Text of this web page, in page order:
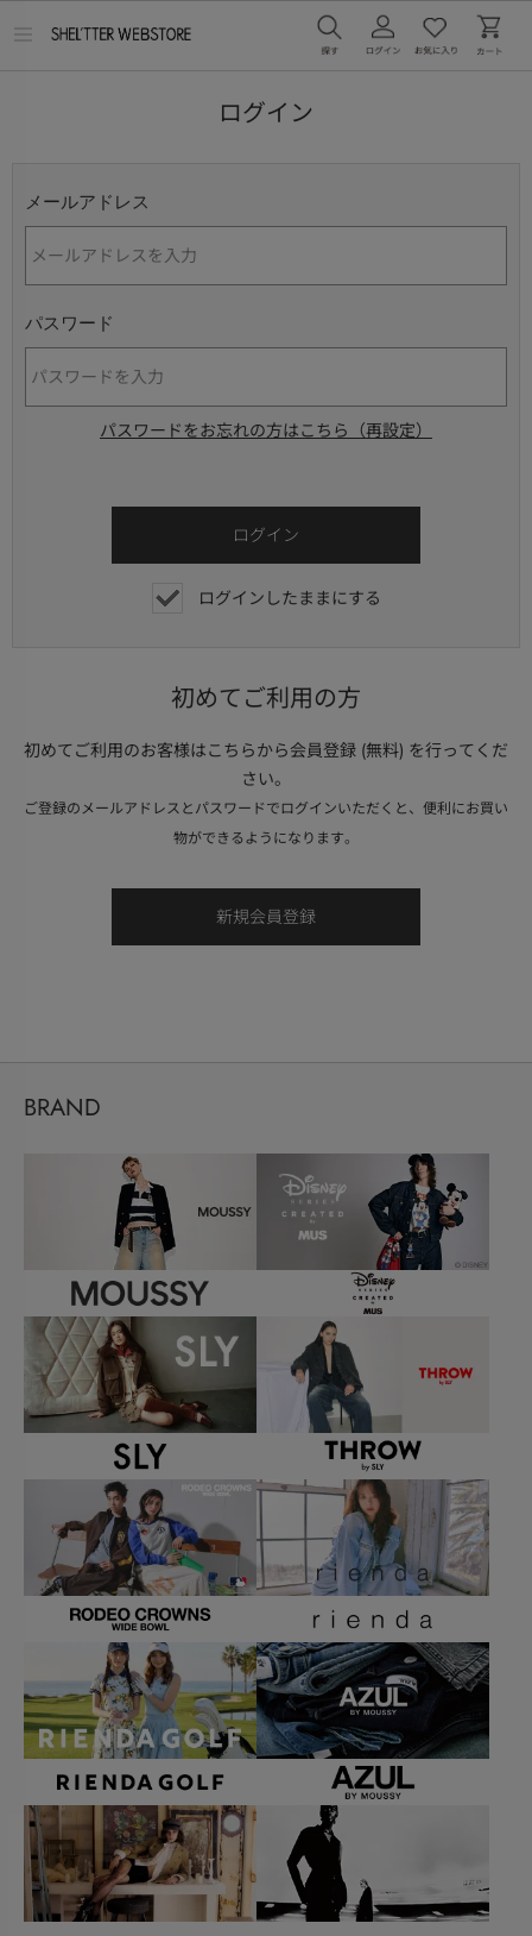
ログイン
メールアドレス
パスワード
パスワードをお忘れの方はこちら（再設定）
ログインしたままにする
初めてご利用の方
初めてご利用のお客様はこちらから会員登録 (無料) を行ってくだ
さい。
ご登録のメールアドレスとパスワードでログインいただくと、便利にお買い
物ができるようになります。
BRAND